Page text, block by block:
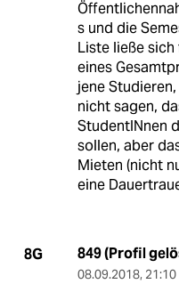
s und die
Liste ließe
eines
jene
nicht sagen,
StudentINnen
sollen, aber
Mieten (nicht
eine
8G 849 (Profil
08.09.2018,